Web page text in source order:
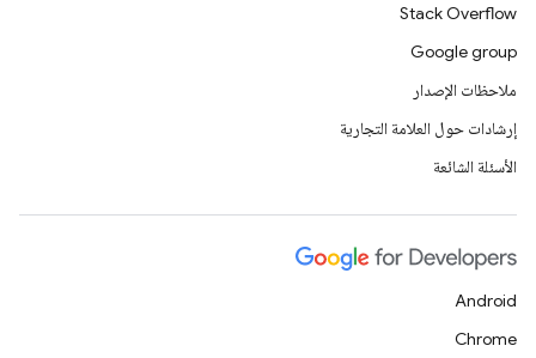
Stack Overflow
Google group
ملاحظات الإصدار
إرشادات حول العلامة التجارية
الأسئلة الشائعة
Android
Chrome